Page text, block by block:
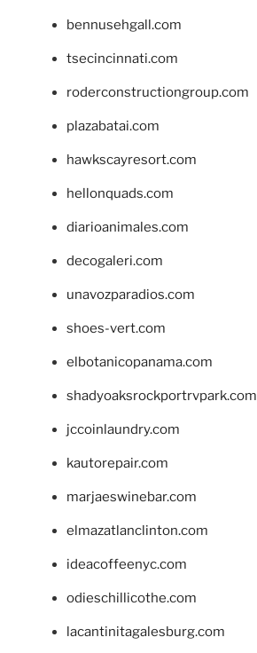
bennusehgall.com
tsecincinnati.com
roderconstructiongroup.com
plazabatai.com
hawkscayresort.com
hellonquads.com
diarioanimales.com
decogaleri.com
unavozparadios.com
shoes-vert.com
elbotanicopanama.com
shadyoaksrockportrvpark.com
jccoinlaundry.com
kautorepair.com
marjaeswinebar.com
elmazatlanclinton.com
ideacoffeenyc.com
odieschillicothe.com
lacantinitagalesburg.com